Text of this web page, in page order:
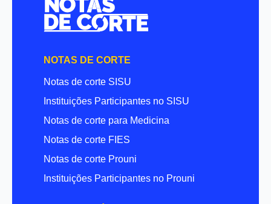
NOTAS DE CORTE
Notas de corte SISU
Instituições Participantes no SISU
Notas de corte para Medicina
Notas de corte FIES
Notas de corte Prouni
Instituições Participantes no Prouni